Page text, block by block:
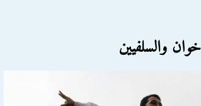
والسلفيين